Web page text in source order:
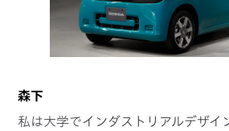
森下
私は大学でインダストリアルデザイ